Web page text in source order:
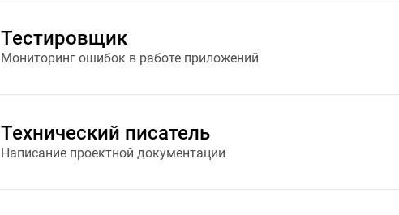
Тестировщик
Мониторинг ошибок в работе приложений
Технический писатель
Написание проектной документации